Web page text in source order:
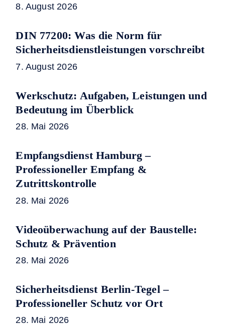
8. August 2026
DIN 77200: Was die Norm für
Sicherheitsdienstleistungen vorschreibt
7. August 2026
Werkschutz: Aufgaben, Leistungen und
Bedeutung im Überblick
28. Mai 2026
Empfangsdienst Hamburg –
Professioneller Empfang &
Zutrittskontrolle
28. Mai 2026
Videoüberwachung auf der Baustelle:
Schutz & Prävention
28. Mai 2026
Sicherheitsdienst Berlin-Tegel –
Professioneller Schutz vor Ort
28. Mai 2026